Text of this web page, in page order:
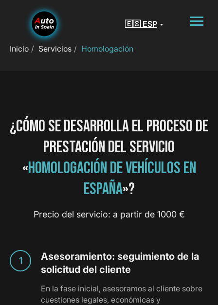
🇪🇸 ESP
Inicio / Servicios / Homologación
¿CÓMO SE DESARROLLA EL PROCESO DE
PRESTACIÓN DEL SERVICIO
«HOMOLOGACIÓN DE VEHÍCULOS EN
ESPAÑA»?
Precio del servicio: a partir de 1000 €
Asesoramiento: seguimiento de la
solicitud del cliente
En la fase inicial, asesoramos al cliente sobre
cuestiones legales, económicas y